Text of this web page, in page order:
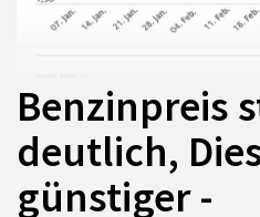
Benzinpreis
deutlich,
günstiger -